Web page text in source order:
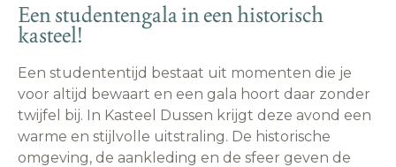
Een studentengala in een historisch
kasteel!
Een studententijd bestaat uit momenten die je
voor altijd bewaart en een gala hoort daar zonder
twijfel bij. In Kasteel Dussen krijgt deze avond een
warme en stijlvolle uitstraling. De historische
omgeving, de aankleding en de sfeer geven de